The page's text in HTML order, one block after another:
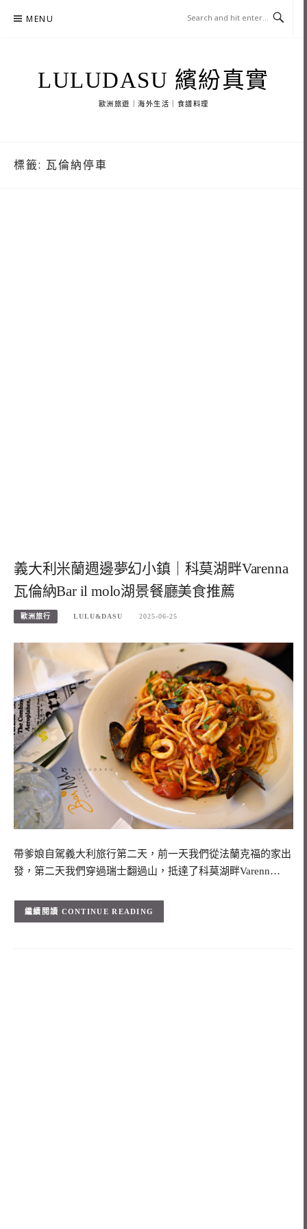
MENU
LULUDASU 繽紛真實
歐洲旅遊｜海外生活｜食譜料理
標籤: 瓦倫納停車
義大利米蘭週邊夢幻小鎮｜科莫湖畔Varenna
瓦倫納Bar il molo湖景餐廳美食推薦
歐洲旅行 LULU&DASU 2025-06-25
帶爹娘自駕義大利旅行第二天，前一天我們從法蘭克福的家出
發，第二天我們穿過瑞士翻過山，抵達了科莫湖畔Varenn…
CONTINUE READING